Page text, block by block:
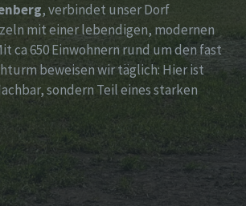
, verbindet unser Dorf
mit einer lebendigen, modernen
ca 650 Einwohnern rund um den fast
beweisen wir täglich: Hier ist
sondern Teil eines starken